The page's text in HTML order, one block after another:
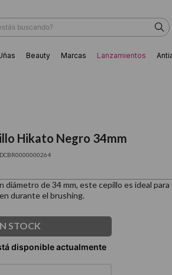
buscando?
Beauty Marcas Lanzamientos
Hikato Negro 34mm
diámetro de 34 mm, este cepillo es ideal
durante el brushing.
STOCK